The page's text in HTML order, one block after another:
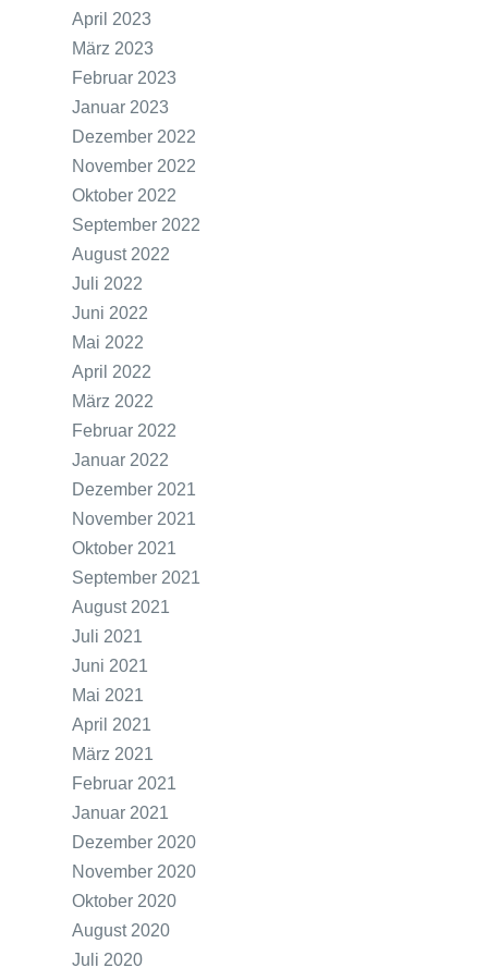
April 2023
März 2023
Februar 2023
Januar 2023
Dezember 2022
November 2022
Oktober 2022
September 2022
August 2022
Juli 2022
Juni 2022
Mai 2022
April 2022
März 2022
Februar 2022
Januar 2022
Dezember 2021
November 2021
Oktober 2021
September 2021
August 2021
Juli 2021
Juni 2021
Mai 2021
April 2021
März 2021
Februar 2021
Januar 2021
Dezember 2020
November 2020
Oktober 2020
August 2020
Juli 2020